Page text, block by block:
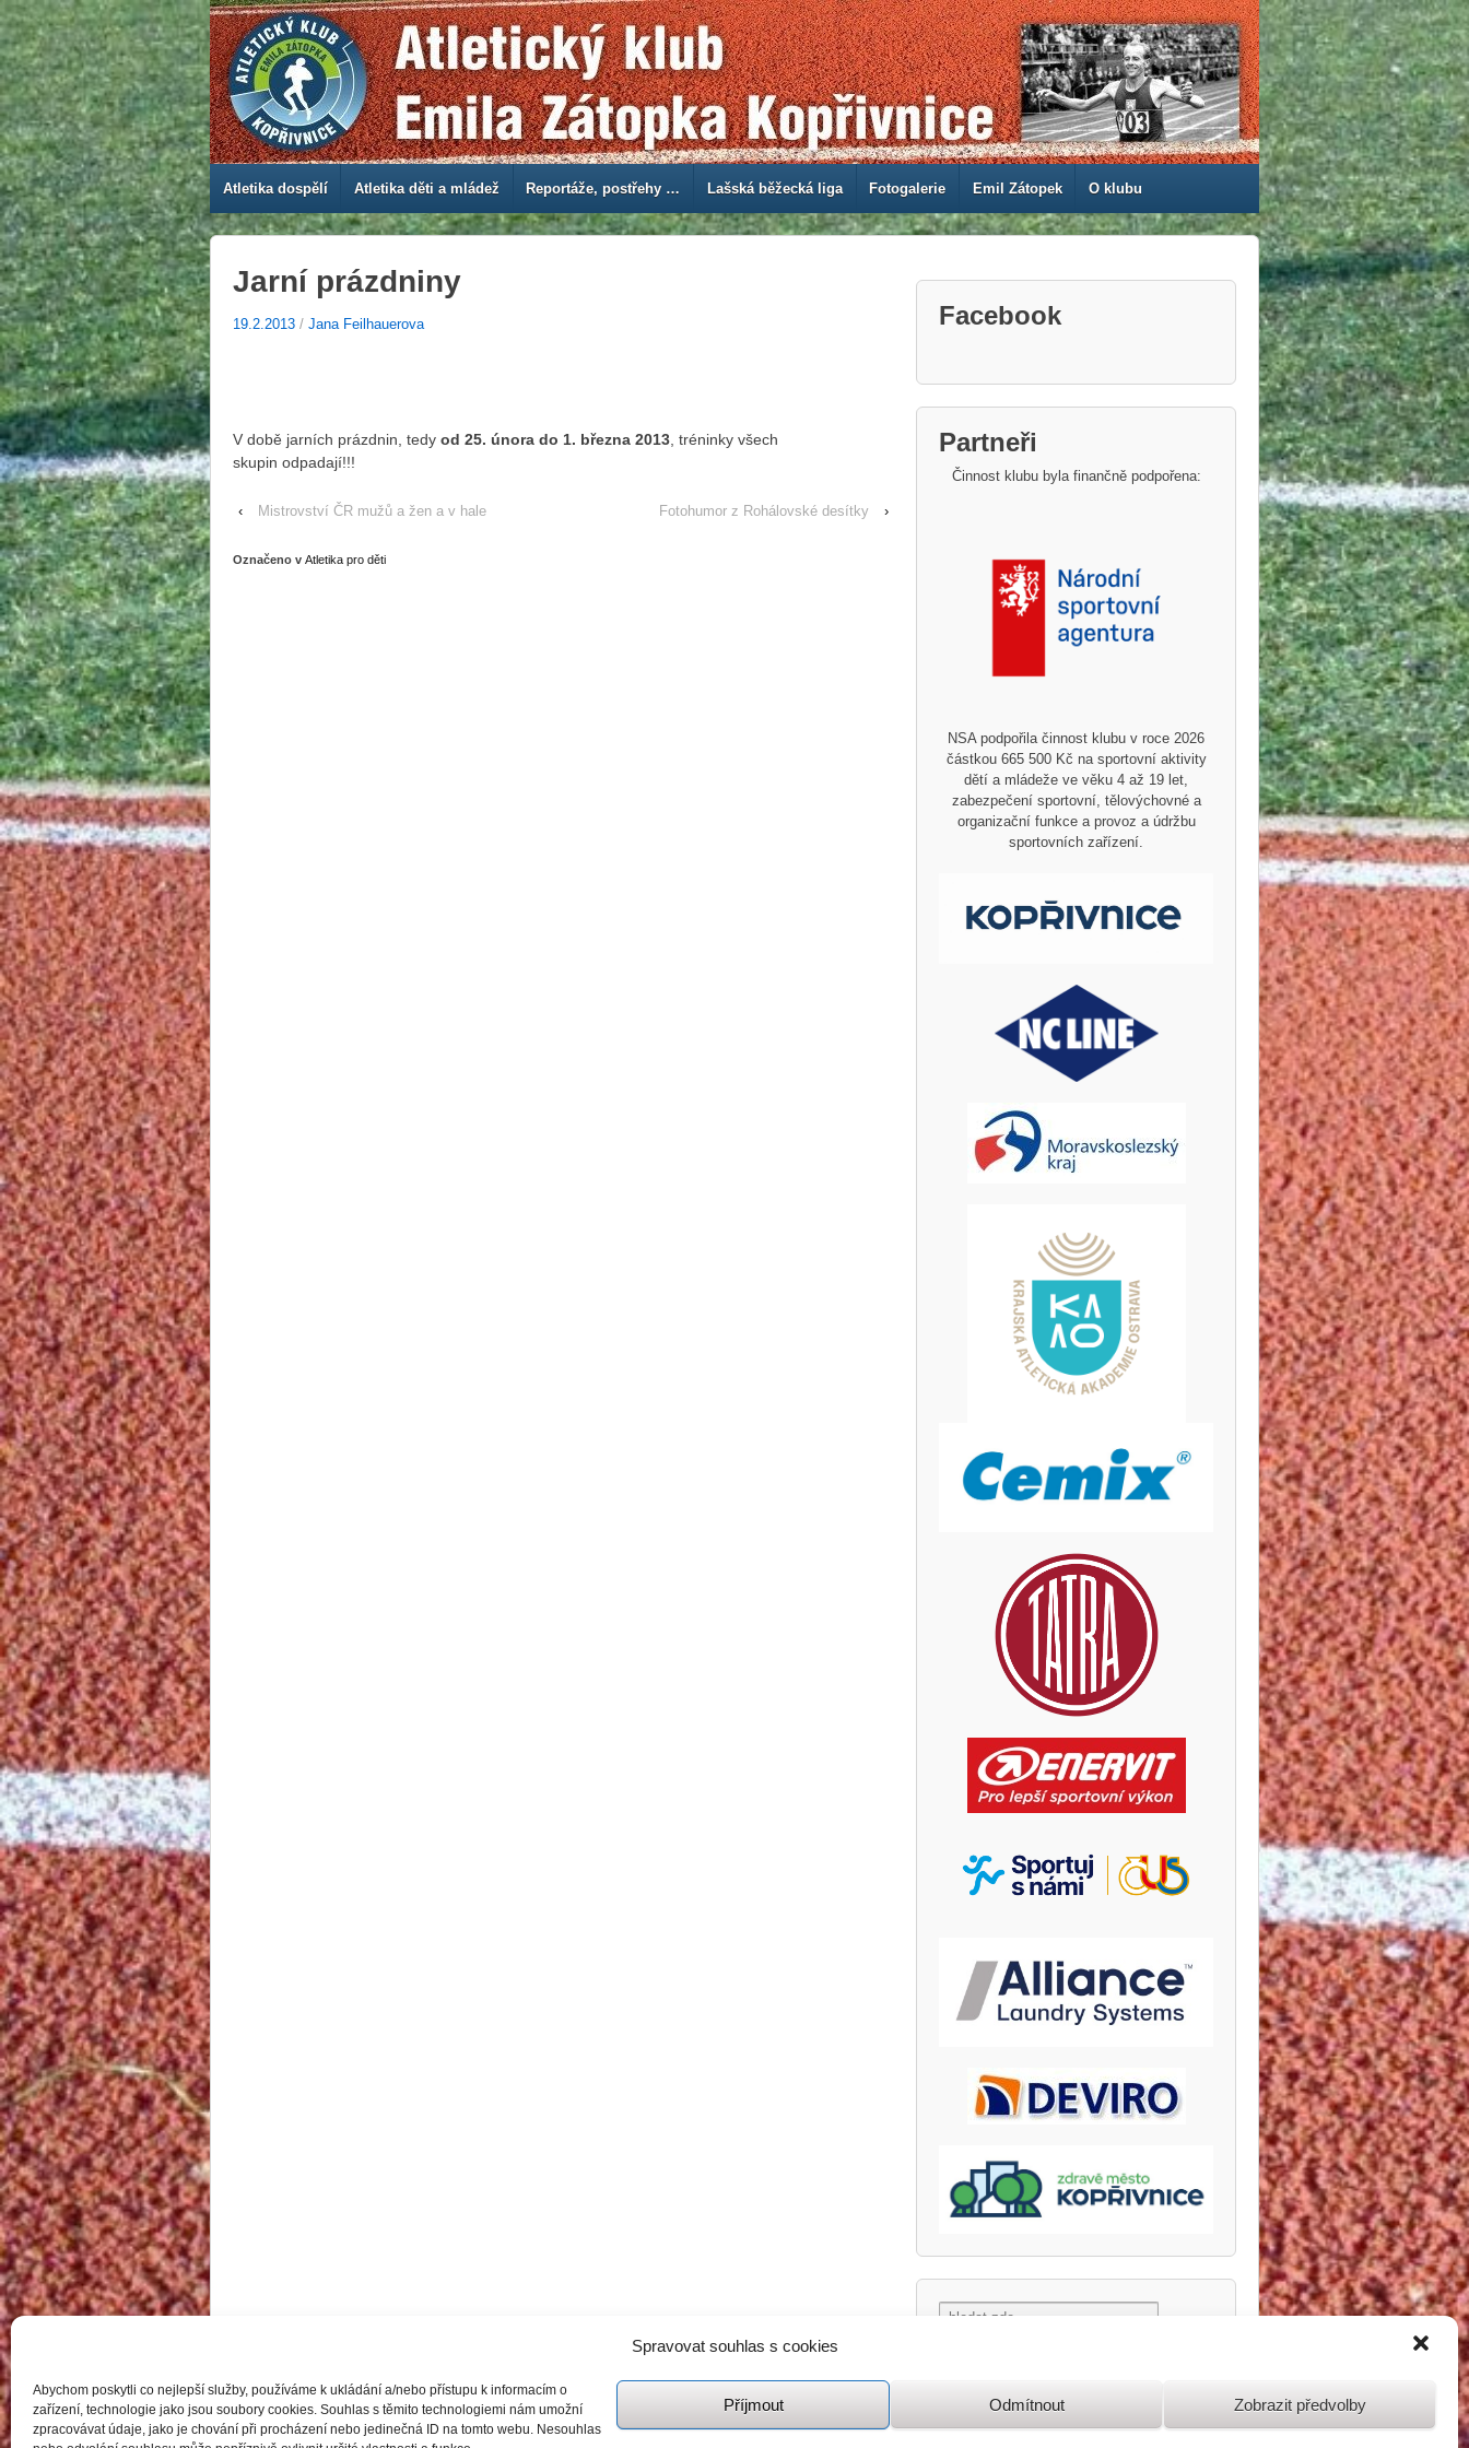
Spravovat souhlas s cookies
Abychom poskytli co nejlepší služby, používáme k ukládání a/nebo přístupu k informacím o
zařízení, technologie jako jsou soubory cookies. Souhlas s těmito technologiemi nám umožní
zpracovávat údaje, jako je chování při procházení nebo jedinečná ID na tomto webu. Nesouhlas
Příjmout Odmítnout Zobrazit předvolby
Atletika dospělí Atletika děti a mládež Reportáže, postřehy … Lašská běžecká liga Fotogalerie Emil Zátopek O klubu
Jarní prázdniny
19.2.2013 / Jana Feilhauerova
V době jarních prázdnin, tedy od 25. února do 1. března 2013 , tréninky všech
skupin odpadají!!!
‹ Mistrovství ČR mužů a žen a v hale Fotohumor z Rohálovské desítky ›
Označeno v Atletika pro děti
Facebook
Partneři
Činnost klubu byla finančně podpořena:
NSA podpořila činnost klubu v roce 2026
částkou 665 500 Kč na sportovní aktivity
dětí a mládeže ve věku 4 až 19 let,
zabezpečení sportovní, tělovýchovné a
organizační funkce a provoz a údržbu
sportovních zařízení.